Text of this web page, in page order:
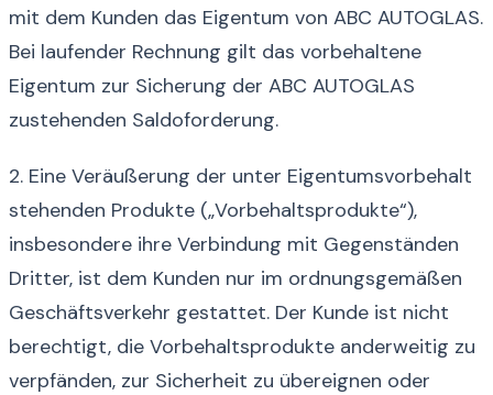
mit dem Kunden das Eigentum von ABC AUTOGLAS.
Bei laufender Rechnung gilt das vorbehaltene
Eigentum zur Sicherung der ABC AUTOGLAS
zustehenden Saldoforderung.
2. Eine Veräußerung der unter Eigentumsvorbehalt
stehenden Produkte („Vorbehaltsprodukte“),
insbesondere ihre Verbindung mit Gegenständen
Dritter, ist dem Kunden nur im ordnungsgemäßen
Geschäftsverkehr gestattet. Der Kunde ist nicht
berechtigt, die Vorbehaltsprodukte anderweitig zu
verpfänden, zur Sicherheit zu übereignen oder